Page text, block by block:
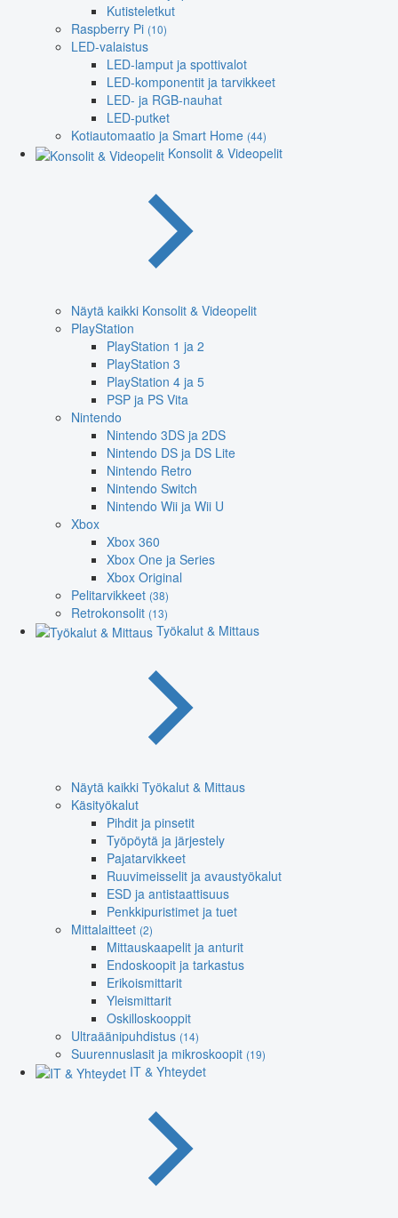
Kutisteletkut
Raspberry Pi (10)
LED-valaistus
LED-lamput ja spottivalot
LED-komponentit ja tarvikkeet
LED- ja RGB-nauhat
LED-putket
Kotiautomaatio ja Smart Home (44)
Konsolit & Videopelit
Näytä kaikki Konsolit & Videopelit
PlayStation
PlayStation 1 ja 2
PlayStation 3
PlayStation 4 ja 5
PSP ja PS Vita
Nintendo
Nintendo 3DS ja 2DS
Nintendo DS ja DS Lite
Nintendo Retro
Nintendo Switch
Nintendo Wii ja Wii U
Xbox
Xbox 360
Xbox One ja Series
Xbox Original
Pelitarvikkeet (38)
Retrokonsolit (13)
Työkalut & Mittaus
Näytä kaikki Työkalut & Mittaus
Käsityökalut
Pihdit ja pinsetit
Työpöytä ja järjestely
Pajatarvikkeet
Ruuvimeisselit ja avaustyökalut
ESD ja antistaattisuus
Penkkipuristimet ja tuet
Mittalaitteet (2)
Mittauskaapelit ja anturit
Endoskoopit ja tarkastus
Erikoismittarit
Yleismittarit
Oskilloskooppit
Ultraäänipuhdistus (14)
Suurennuslasit ja mikroskoopit (19)
IT & Yhteydet